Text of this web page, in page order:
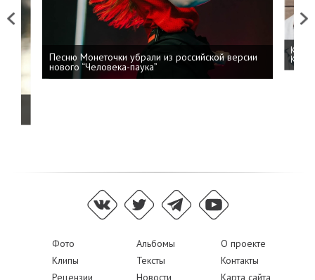
Previous
Песню Монеточки убрали из российской версии
нового “Человека-паука”
Next
Фото Альбомы
О проекте
Клипы
Тексты
Контакты
Рецензии
Новости Карта сайта